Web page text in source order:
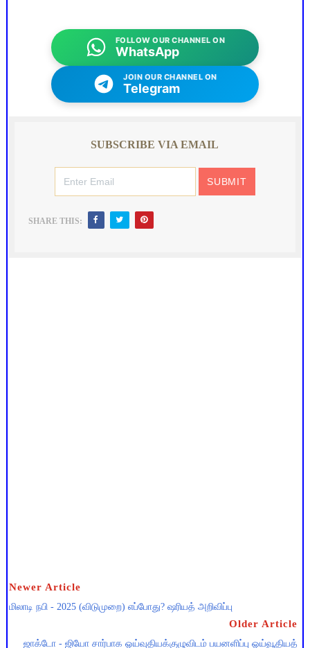
FOLLOW OUR CHANNEL ON
WhatsApp
JOIN OUR CHANNEL ON
Telegram
SUBSCRIBE VIA EMAIL
SHARE THIS:
Newer Article
மிலாடி நபி - 2025 (விடுமுறை) எப்போது? ஷரியத் அறிவிப்பு
Older Article
ஜாக்டோ - ஜியோ சார்பாக ஓய்வுதியக்குழுவிடம் பயனளிப்பு ஓய்வூதியத்